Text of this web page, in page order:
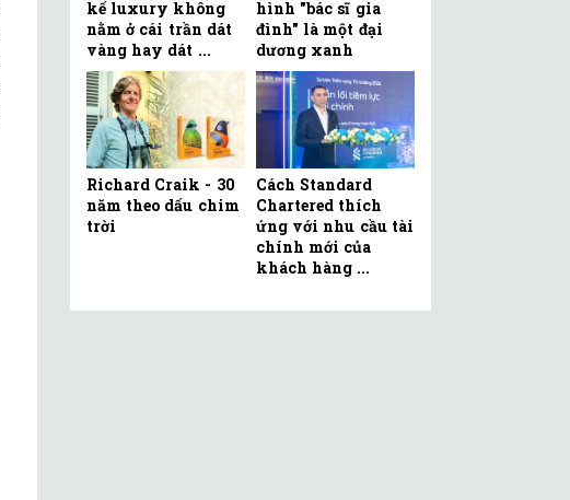
kế luxury không
nằm ở cái trần dát
vàng hay dát ...
hình "bác sĩ gia
đình" là một đại
dương xanh
Richard Craik - 30
năm theo dấu chim
trời
Cách Standard
Chartered thích
ứng với nhu cầu tài
chính mới của
khách hàng ...